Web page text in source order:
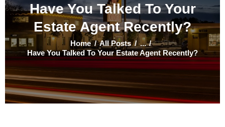
Have You Talked To Your
Estate Agent Recently?
Home All Posts
...
Have You Talked To Your Estate Agent Recently?
About Us
Contact Us